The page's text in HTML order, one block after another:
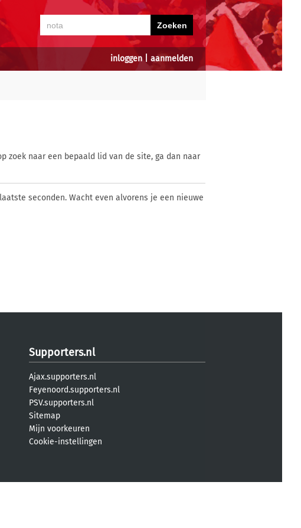
inloggen| aanmelden
zoek naar een bepaald lid van de site, ga dan naar
seconden. Wacht even alvorens je een nieuwe
Supporters.nl
Ajax.supporters.nl
Feyenoord.supporters.nl
PSV.supporters.nl
Sitemap
Mijn voorkeuren
Cookie-instellingen